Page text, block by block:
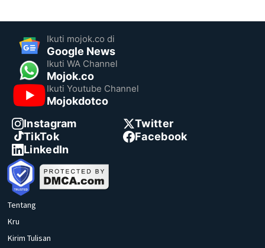
Ikuti mojok.co di
Google News
Ikuti WA Channel
Mojok.co
Ikuti Youtube Channel
Mojokdotco
Instagram
Twitter
TikTok
Facebook
LinkedIn
Tentang
Kru
Kirim Tulisan